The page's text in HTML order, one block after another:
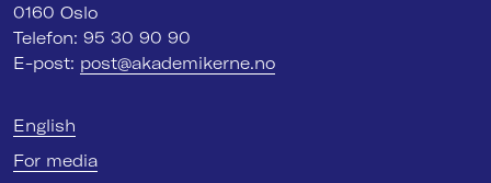
0160 Oslo
Telefon: 95 30 90 90
E-post: post@akademikerne.no
English
For media